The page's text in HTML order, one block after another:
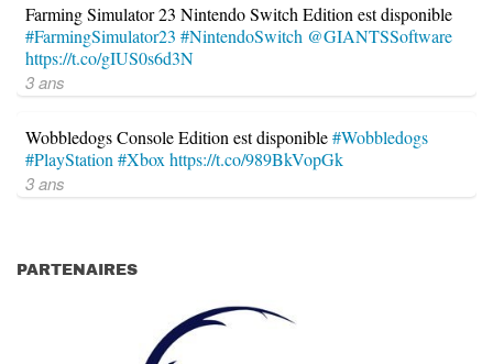
Farming Simulator 23 Nintendo Switch Edition est disponible
#FarmingSimulator23 #NintendoSwitch @GIANTSSoftware
https://t.co/gIUS0s6d3N
3 ans
Wobbledogs Console Edition est disponible#Wobbledogs
#PlayStation #Xbox https://t.co/989BkVopGk
3 ans
PARTENAIRES